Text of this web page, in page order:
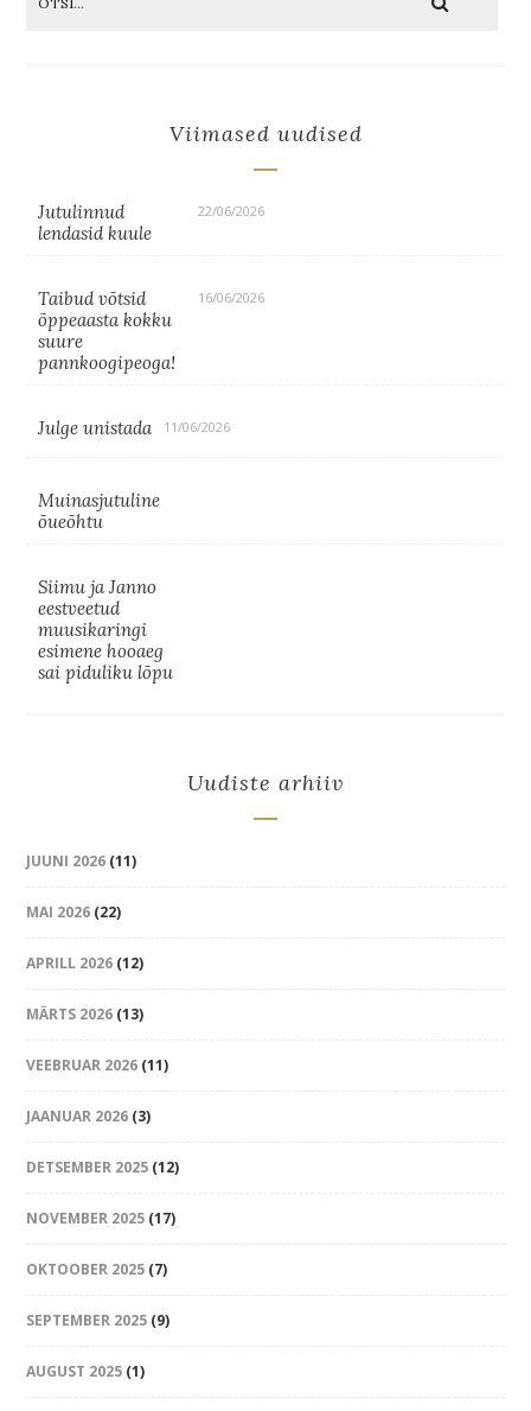
Viimased uudised
Jutulinnud
lendasid kuule
22/06/2026
Taibud võtsid
õppeaasta kokku
suure
pannkoogipeoga!
16/06/2026
Julge unistada 11/06/2026
Muinasjutuline
õueõhtu
Siimu ja Janno
eestveetud
muusikaringi
esimene hooaeg
sai piduliku lõpu
Uudiste arhiiv
JUUNI 2026 (11)
MAI 2026 (22)
APRILL 2026 (12)
MÄRTS 2026 (13)
VEEBRUAR 2026 (11)
JAANUAR 2026 (3)
DETSEMBER 2025 (12)
NOVEMBER 2025 (17)
OKTOOBER 2025 (7)
SEPTEMBER 2025 (9)
AUGUST 2025 (1)